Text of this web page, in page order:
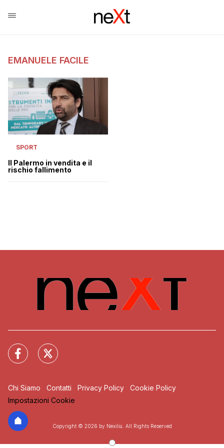
EMANUELE FACILE
SPORT
Il Palermo in vendita e il
rischio fallimento
Chi Siamo Contatti Privacy Policy
Cookie Policy
Impostazioni Cookie
Copyright © 2026 by Nexilia. All Rights Reserved